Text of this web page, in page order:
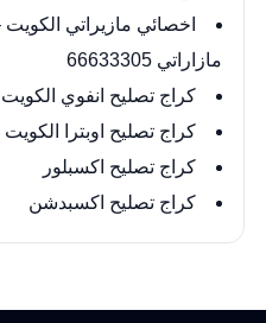
اخصائي مازيراتي
مازاراتي 66633305
كراج تصليح انفوي الكويت 66633305 اخصائي جيمس
كراج تصليح اوبترا الكويت
كراج تصليح اكسبلور
كراج تصليح اكسبدشن